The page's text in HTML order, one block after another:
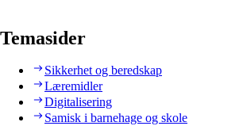
Temasider
Sikkerhet og beredskap
Læremidler
Digitalisering
Samisk i barnehage og skole